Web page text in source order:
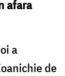
afara
a
de